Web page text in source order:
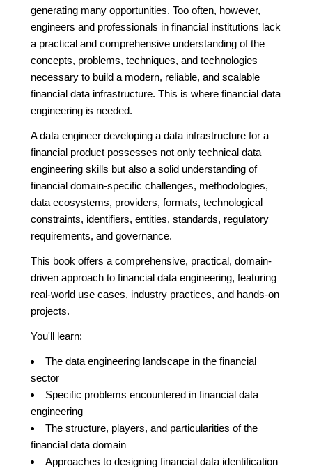
generating many opportunities. Too often, however,
engineers and professionals in financial institutions lack
a practical and comprehensive understanding of the
concepts, problems, techniques, and technologies
necessary to build a modern, reliable, and scalable
financial data infrastructure. This is where financial data
engineering is needed.
A data engineer developing a data infrastructure for a
financial product possesses not only technical data
engineering skills but also a solid understanding of
financial domain-specific challenges, methodologies,
data ecosystems, providers, formats, technological
constraints, identifiers, entities, standards, regulatory
requirements, and governance.
This book offers a comprehensive, practical, domain-
driven approach to financial data engineering, featuring
real-world use cases, industry practices, and hands-on
projects.
You'll learn:
The data engineering landscape in the financial
sector
Specific problems encountered in financial data
engineering
The structure, players, and particularities of the
financial data domain
Approaches to designing financial data identification